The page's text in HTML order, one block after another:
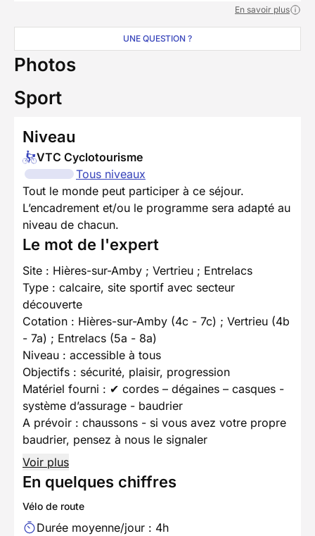
En savoir plus
UNE QUESTION ?
Photos
Sport
Niveau
VTC Cyclotourisme
Tous niveaux
Tout le monde peut participer à ce séjour.
L’encadrement et/ou le programme sera adapté au
niveau de chacun.
Le mot de l'expert
Site : Hières-sur-Amby ; Vertrieu ; Entrelacs
Type : calcaire, site sportif avec secteur
découverte
Cotation : Hières-sur-Amby (4c - 7c) ; Vertrieu (4b
- 7a) ; Entrelacs (5a - 8a)
Niveau : accessible à tous
Objectifs : sécurité, plaisir, progression
Matériel fourni : ✔ cordes – dégaines – casques -
système d’assurage - baudrier
A prévoir : chaussons - si vous avez votre propre
baudrier, pensez à nous le signaler
Voir plus
En quelques chiffres
Vélo de route
Durée moyenne/jour : 4h